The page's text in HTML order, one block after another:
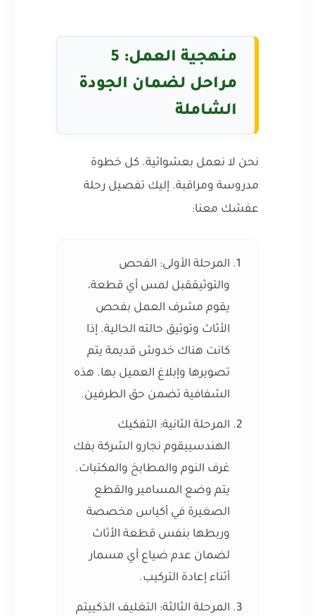
منهجية العمل: 5
مراحل لضمان الجودة
الشاملة
نحن لا نعمل بعشوائية. كل خطوة
مدروسة ومراقبة. إليك تفصيل رحلة
عفشك معنا:
المرحلة الأولى: الفحص
والتوثيققبل لمس أي قطعة،
يقوم مشرف العمل بفحص
الأثاث وتوثيق حالته الحالية. إذا
كانت هناك خدوش قديمة يتم
تصويرها وإبلاغ العميل بها. هذه
الشفافية تضمن حق الطرفين.
المرحلة الثانية: التفكيك
الهندسييقوم نجارو الشركة بفك
غرف النوم والمطابخ والمكتبات.
يتم وضع المسامير والقطع
الصغيرة في أكياس مخصصة
وربطها بنفس قطعة الأثاث
لضمان عدم ضياع أي مسمار
أثناء إعادة التركيب.
المرحلة الثالثة: التغليف الذكييتم